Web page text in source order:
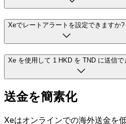
Xeでレートアラートを設定できますか?
Xe を使用して 1 HKD を TND に送信で
送金を簡素化
Xeはオンラインでの海外送金を